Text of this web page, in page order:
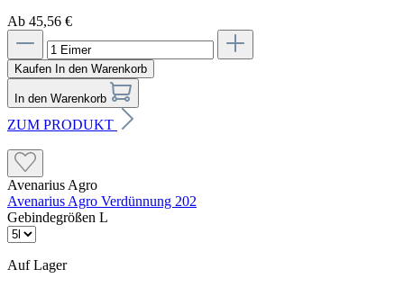
Ab 45,56 €
Kaufen In den Warenkorb
In den Warenkorb
ZUM PRODUKT
Avenarius Agro
Avenarius Agro Verdünnung 202
Gebindegrößen L
Auf Lager